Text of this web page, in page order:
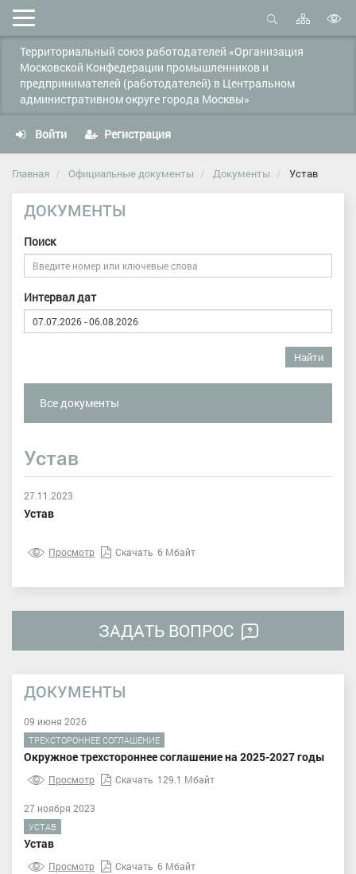
Мобильное
меню
Открыть
поиск
Карта
сайта
Территориальный союз работодателей «Организация
Московской Конфедерации промышленников и
предпринимателей (работодателей) в Центральном
административном округе города Москвы»
Войти Регистрация
Главная Официальные документы Документы Устав
ДОКУМЕНТЫ
Поиск
Интервал дат
Найти
Все документы
Устав
27.11.2023
Устав
Просмотр Скачать 6 Мбайт
ЗАДАТЬ ВОПРОС
ДОКУМЕНТЫ
09 июня 2026
ТРЕХСТОРОННЕЕ СОГЛАШЕНИЕ
Окружное трехстороннее соглашение на 2025-2027 годы
Просмотр Скачать 129.1 Мбайт
27 ноября 2023
УСТАВ
Устав
Просмотр Скачать 6 Мбайт